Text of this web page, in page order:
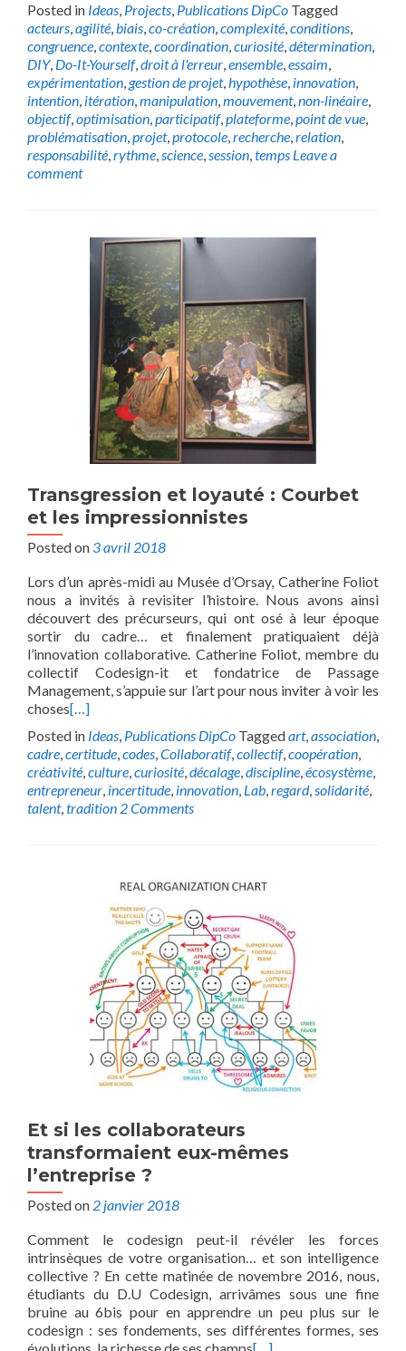
Posted in Ideas, Projects, Publications DipCo Tagged
acteurs,agilité,biais,co-création,complexité,conditions,
congruence,contexte,coordination,curiosité,détermination,
DIY, Do-It-Yourself,droit à l'erreur,ensemble,essaim,
expérimentation,gestion de projet,hypothèse, innovation,
intention, itération,manipulation,mouvement,non-linéaire,
objectif,optimisation,participatif,plateforme,point de vue,
problématisation,projet,protocole,recherche,relation,
responsabilité,rythme,science,session,temps Leave a
comment
Transgression et loyauté : Courbet
et les impressionnistes
Posted on 3 avril 2018
Lors d’un après-midi au Musée d’Orsay, Catherine Foliot
nous a invités à revisiter l’histoire. Nous avons ainsi
découvert des précurseurs, qui ont osé à leur époque
sortir du cadre… et finalement pratiquaient déjà
l’innovation collaborative. Catherine Foliot, membre du
collectif Codesign-it et fondatrice de Passage
Management, s’appuie sur l’art pour nous inviter à voir les
choses[…]
Posted in Ideas, Publications DipCo Taggedart,association,
cadre,certitude,codes,Collaboratif,collectif,coopération,
créativité,culture,curiosité,décalage,discipline,écosystème,
entrepreneur, incertitude, innovation, Lab,regard,solidarité,
talent,tradition 2 Comments
Et si les collaborateurs
transformaient eux-mêmes
l’entreprise ?
Posted on 2 janvier 2018
Comment le codesign peut-il révéler les forces
intrinsèques de votre organisation… et son intelligence
collective ? En cette matinée de novembre 2016, nous,
étudiants du D.U Codesign, arrivâmes sous une fine
bruine au 6bis pour en apprendre un peu plus sur le
codesign : ses fondements, ses différentes formes, ses